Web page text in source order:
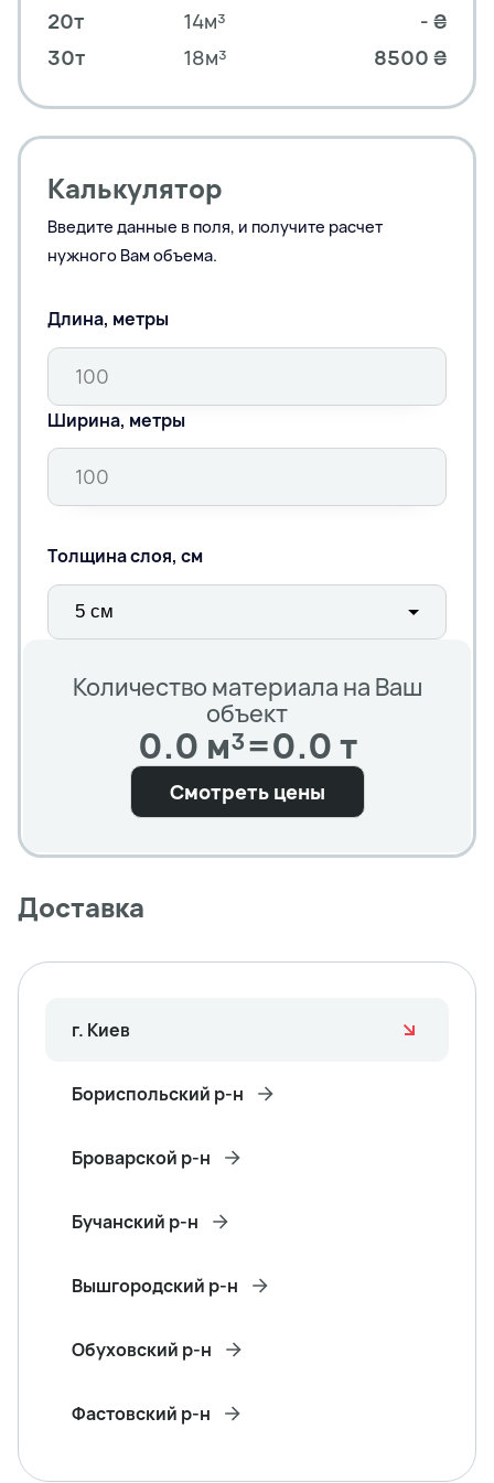
20т
14м³
- ₴
30т
18м³ 8500 ₴
Калькулятор
Введите данные в поля, и получите расчет
нужного Вам объема.
Длина, метры
Ширина, метры
Толщина слоя, см
Количество материала на Ваш
объект
0.0 м³=0.0 т
Смотреть цены
Доставка
г. Киев
Бориспольский р-н
Броварской р-н
Бучанский р-н
Вышгородский р-н
Обуховский р-н
Фастовский р-н